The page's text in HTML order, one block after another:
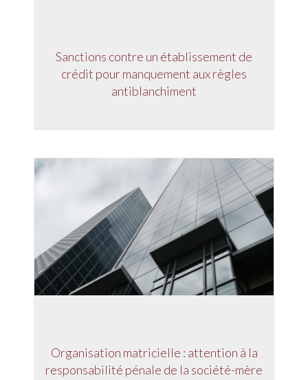
Sanctions contre un établissement de
crédit pour manquement aux règles
antiblanchiment
Organisation matricielle : attention à la
responsabilité pénale de la société-mère